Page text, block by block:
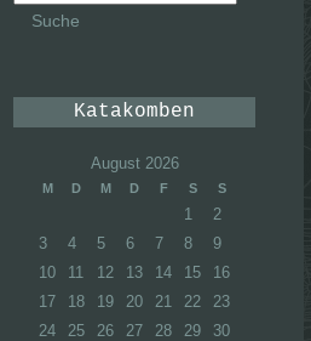
nach:
Katakomben
August 2026
M D M D F S S
1
2
3
4 5 6 7 8
9
10
11 12 13 14 15
16
17
18 19 20 21 22
23
24
25 26 27 28 29
30